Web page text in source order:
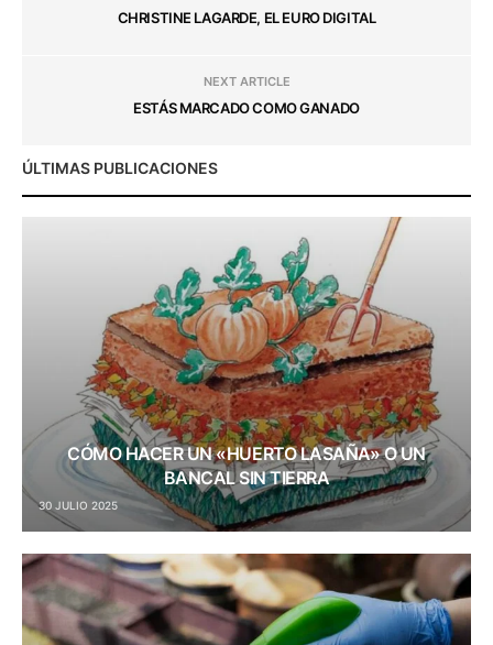
CHRISTINE LAGARDE, EL EURO DIGITAL
NEXT ARTICLE
ESTÁS MARCADO COMO GANADO
ÚLTIMAS PUBLICACIONES
CÓMO HACER UN «HUERTO LASAÑA» O UN
BANCAL SIN TIERRA
30 JULIO 2025